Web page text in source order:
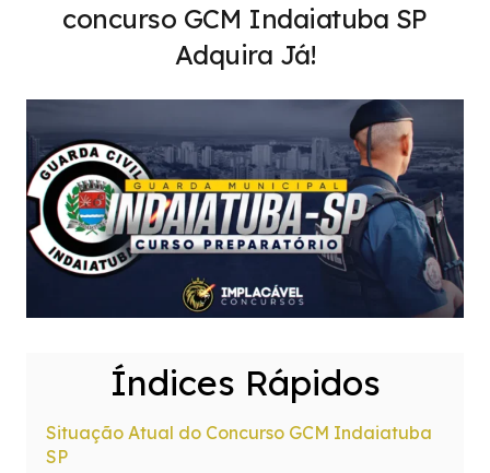
concurso GCM Indaiatuba SP
Adquira Já!
Índices Rápidos
Situação Atual do Concurso GCM Indaiatuba
SP